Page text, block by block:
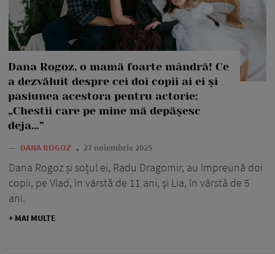
Dana Rogoz, o mamă foarte mândră! Ce
a dezvăluit despre cei doi copii ai ei și
pasiunea acestora pentru actorie:
„Chestii care pe mine mă depășesc
deja…”
— DANA ROGOZ 27 noiembrie 2025
Dana Rogoz și soțul ei, Radu Dragomir, au împreună doi
copii, pe Vlad, în vârstă de 11 ani, și Lia, în vârstă de 5
ani.
+ MAI MULTE